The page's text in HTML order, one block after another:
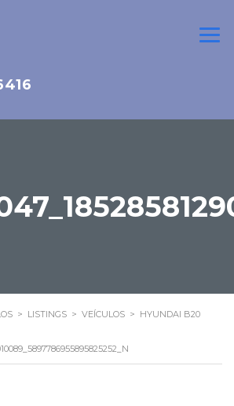
> LISTINGS > VEÍCULOS > HYUNDAI B20